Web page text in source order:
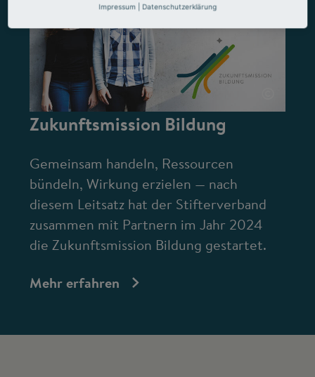
Zukunftsmission Bildung
Gemeinsam handeln, Ressourcen
bündeln, Wirkung erzielen — nach
diesem Leitsatz hat der Stifterverband
zusammen mit Partnern im Jahr 2024
die Zukunftsmission Bildung gestartet.
Mehr erfahren
Impressum Datenschutzerklärung